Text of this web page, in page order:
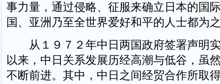
事力量，通过侵略、征服来确立日本的国
国、亚洲乃至全世界爱好和平的人士都为
从１９７２年中日两国政府签署声明
以来，中日关系发展历经高潮与低谷，虽
不断前进。其中，中日之间经贸合作所取